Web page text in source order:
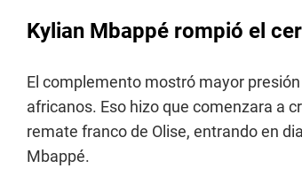
Kylian Mbappé rompió el
El complemento mostró mayor
africanos. Eso hizo que comenzara a
remate franco de Olise, entrando en
Mbappé.